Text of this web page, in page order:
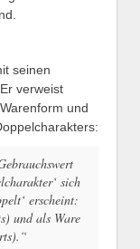
seinen
verweist
und
sich
erscheint:
und als Ware